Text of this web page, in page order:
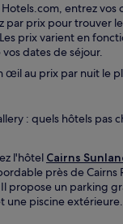
entrez vos
par prix pour trouver
prix varient en
dates de séjour.
œil au prix par nuit le
: quels hôtels pas
l'hôtel Cairns
près de Cairns
propose un parking
une piscine extérieure.